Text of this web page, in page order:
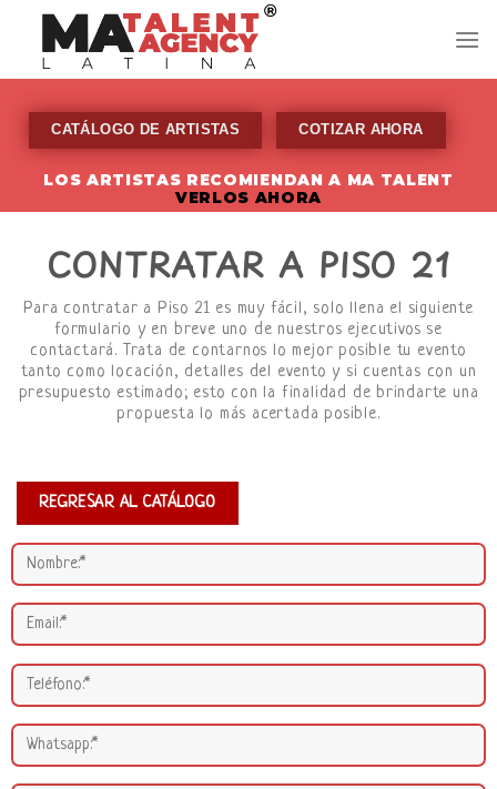
content
CATÁLOGO DE ARTISTAS COTIZAR AHORA
LOS ARTISTAS RECOMIENDAN A MA TALENT
VERLOS AHORA
CONTRATAR A PISO 21
Para contratar a Piso 21 es muy fácil, solo llena el siguiente
formulario y en breve uno de nuestros ejecutivos se
contactará. Trata de contarnos lo mejor posible tu evento
tanto como locación, detalles del evento y si cuentas con un
presupuesto estimado; esto con la finalidad de brindarte una
propuesta lo más acertada posible.
REGRESAR AL CATÁLOGO